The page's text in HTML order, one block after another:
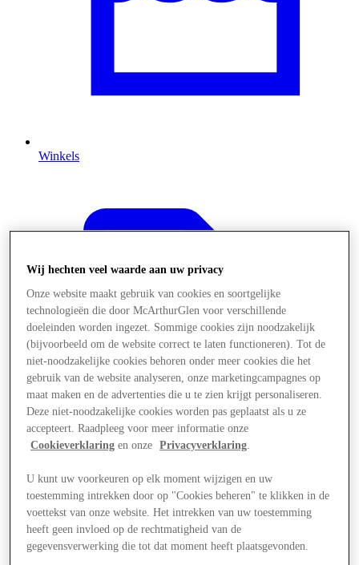
Winkels
Wij hechten veel waarde aan uw privacy
Onze website maakt gebruik van cookies en soortgelijke
technologieën die door McArthurGlen voor verschillende
doeleinden worden ingezet. Sommige cookies zijn noodzakelijk
(bijvoorbeeld om de website correct te laten functioneren). Tot de
niet-noodzakelijke cookies behoren onder meer cookies die het
gebruik van de website analyseren, onze marketingcampagnes op
maat maken en de advertenties die u te zien krijgt personaliseren.
Deze niet-noodzakelijke cookies worden pas geplaatst als u ze
accepteert. Raadpleeg voor meer informatie onze
Cookieverklaring en onze Privacyverklaring
U kunt uw voorkeuren op elk moment wijzigen en uw
toestemming intrekken door op "Cookies beheren" te klikken in de
voettekst van onze website. Het intrekken van uw toestemming
heeft geen invloed op de rechtmatigheid van de
gegevensverwerking die tot dat moment heeft plaatsgevonden.